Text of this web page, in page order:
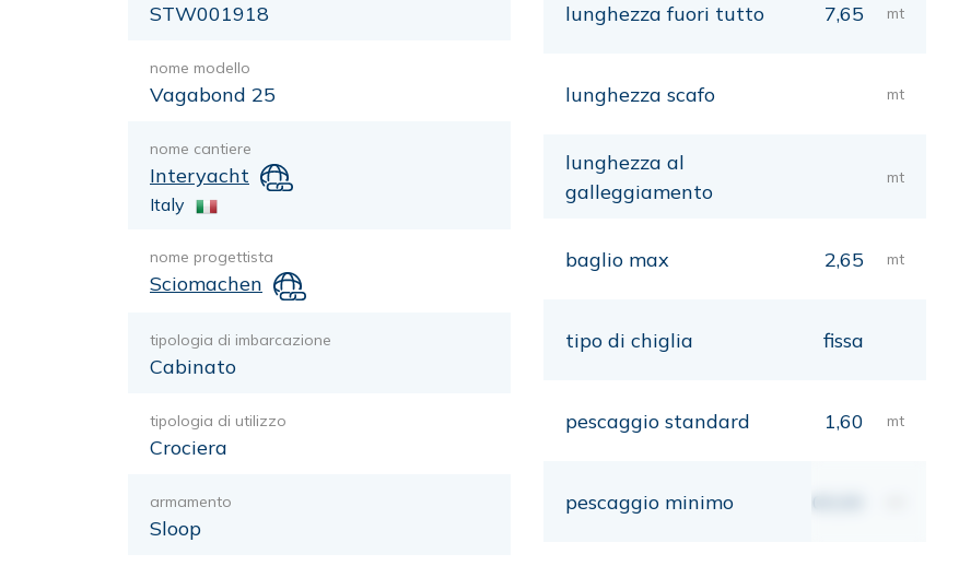
STW001918
nome modello
Vagabond 25
nome cantiere
Interyacht
Italy
nome progettista
Sciomachen
tipologia di imbarcazione
Cabinato
tipologia di utilizzo
Crociera
armamento
Sloop
lunghezza fuori tutto 7,65 mt
lunghezza scafo mt
lunghezza al
galleggiamento
mt
baglio max 2,65 mt
tipo di chiglia fissa
pescaggio standard 1,60 mt
pescaggio minimo 00,00